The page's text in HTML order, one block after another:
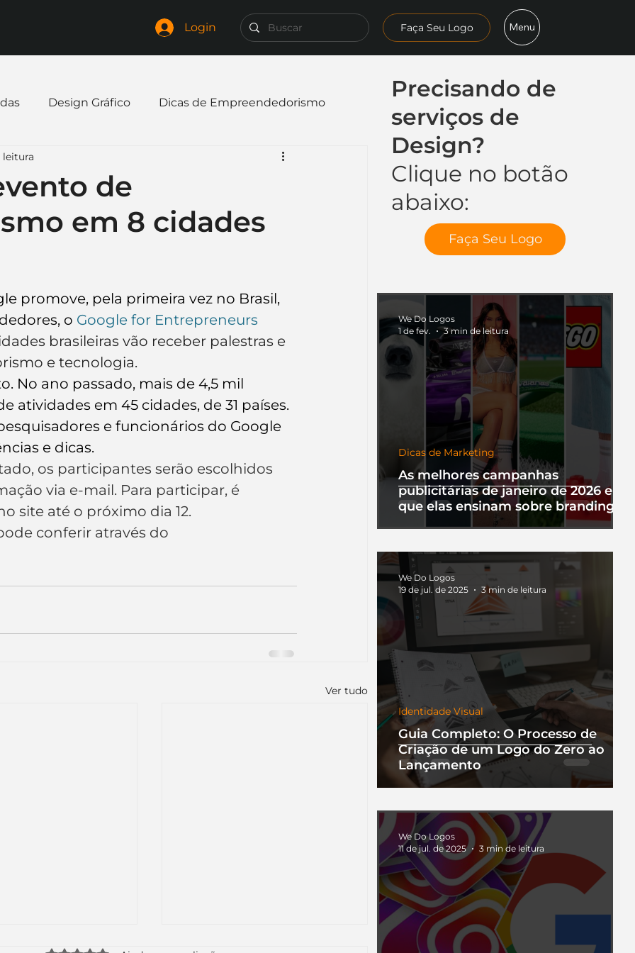
Login Faça Seu Logo Menu
Precisando de
serviços de
Design?
Clique no botão
abaixo:
Faça Seu Logo
As melhores campanhas
publicitárias de janeiro de 2026 e o
que elas ensinam sobre branding
Dicas de Marketing
We Do Logos
1 de fev.
3 min de leitura
Guia Completo: O Processo de
Criação de um Logo do Zero ao
Lançamento
Identidade Visual
We Do Logos
19 de jul. de 2025
3 min de leitura
We Do Logos
11 de jul. de 2025
3 min de leitura
Design Gráfico Dicas de Empreendedorismo
negócio
Logo Redes Sociais Websites
de empresa Branding
de
em 8 cidades
leitura
promove, pela primeira vez no Brasil,
o Google for Entrepreneurs
brasileiras vão receber palestras e
e tecnologia.
No ano passado, mais de 4,5 mil
em 45 cidades, de 31 países.
e funcionários do Google
e dicas.
os participantes serão escolhidos
via e-mail. Para participar, é
site até o próximo dia 12.
conferir através do
Ver tudo